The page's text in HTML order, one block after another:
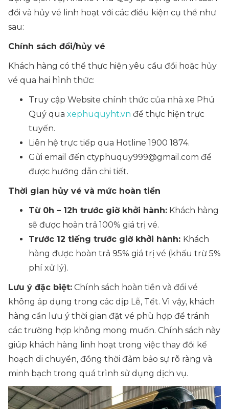
đổi và hủy vé linh hoạt với các điều kiện cụ thể như
sau:
Chính sách đổi/hủy vé
Khách hàng có thể thực hiện yêu cầu đổi hoặc hủy
vé qua hai hình thức:
Truy cập Website chính thức của nhà xe Phú
Quý qua xephuquyht.vn để thực hiện trực
tuyến.
Liên hệ trực tiếp qua Hotline 1900 1874.
Gửi email đến ctyphuquy999@gmail.com để
được hướng dẫn chi tiết.
Thời gian hủy vé và mức hoàn tiền
Từ 0h – 12h trước giờ khởi hành: Khách hàng
sẽ được hoàn trả 100% giá trị vé.
Trước 12 tiếng trước giờ khởi hành: Khách
hàng được hoàn trả 95% giá trị vé (khấu trừ 5%
phí xử lý).
Lưu ý đặc biệt: Chính sách hoàn tiền và đổi vé
không áp dụng trong các dịp Lễ, Tết. Vì vậy, khách
hàng cần lưu ý thời gian đặt vé phù hợp để tránh
các trường hợp không mong muốn. Chính sách này
giúp khách hàng linh hoạt trong việc thay đổi kế
hoạch di chuyển, đồng thời đảm bảo sự rõ ràng và
minh bạch trong quá trình sử dụng dịch vụ.